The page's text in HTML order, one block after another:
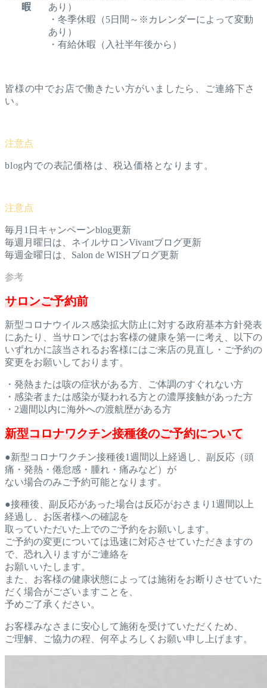
暇
あり）
・冬季休暇（5日間～※カレンダーによって変動
あり）
・有給休暇（入社半年後から）
皆様の中でお店で働きたい方がいましたら、ご連絡下さ
い。
blog内での表記価格は、税込価格となります。
毎月1日キャンペーンblog更新
毎週月曜日は、ネイルサロンVivantブログ更新
毎週金曜日は、Salon de WISHブログ更新
サロンご予約前
新型コロナウイルス感染拡大防止に対する政府基本方針発表
にあた り、当サロンではお客様の健康を第一に考え、以下の
いずれかに該当されるお客様にはご来店の見直し・ご予約の
変更をお願いしてお ります。
・発熱または咳の症状がある方、ご体調のすぐれない方
・感染者または感染が疑われる方との濃厚接触があった方
・2週間以内に海外への渡航歴がある方
新型コロナワクチン接種後のご予約について
●新型コロナワクチン接種後1週間以上経過し、副反応（頭
痛・発熱・倦怠感・腫れ・痛みなど）が
ない場合のみご予約可能となります。
●接種後、副反応があった場合は反応がおさまり1週間以上
経過し、お医者様への確認を
取っていただいた上でのご予約をお願いします。
ご予約の変更については迅速に対応させていただきますの
で、恐れ入りますがご連絡を
お願いいたします。
また、お客様の健康状態に よっては施術をお断りさせていた
だく場合がございますことを、
予めご了承ください。
お客様みなさまに安心して施術を受けていただくため、
ご理解、ご協力の程、何卒よろしくお願い申し上げます。